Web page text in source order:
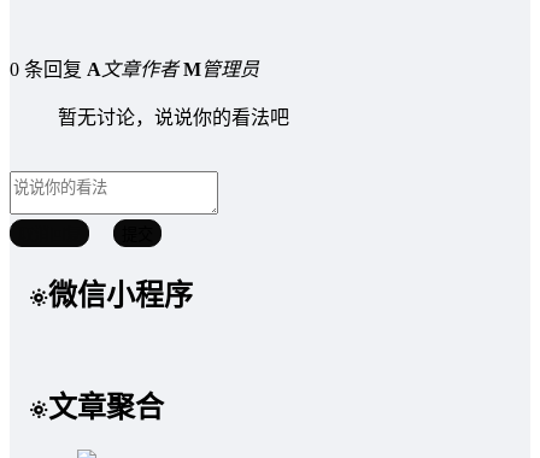
0 条回复 A文章作者 M管理员
暂无讨论，说说你的看法吧
微信小程序
文章聚合